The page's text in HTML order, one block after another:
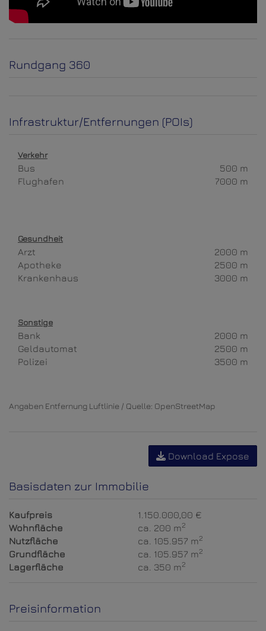
Rundgang 360
Infrastruktur/Entfernungen (POIs)
Verkehr
Bus
500 m
Flughafen
7000 m
Gesundheit
Arzt
2000 m
Apotheke
2500 m
Krankenhaus
3000 m
Sonstige
Bank
2000 m
Geldautomat
2500 m
Polizei
3500 m
Angaben Entfernung Luftlinie / Quelle: OpenStreetMap
Download Expose
Basisdaten zur Immobilie
Kaufpreis
1.150.000,00 €
Wohnfläche
ca. 200 m2
Nutzfläche ca. 105.957 m2
Grundfläche ca. 105.957 m2
Lagerfläche ca. 350 m2
Preisinformation